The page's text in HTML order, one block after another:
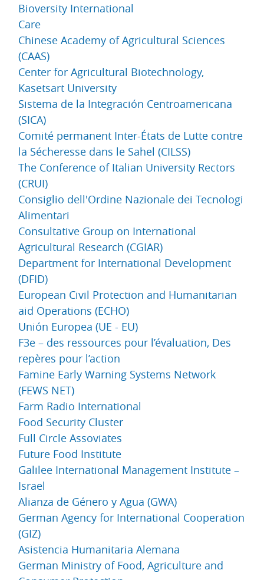
Bioversity International
Care
Chinese Academy of Agricultural Sciences
(CAAS)
Center for Agricultural Biotechnology,
Kasetsart University
Sistema de la Integración Centroamericana
(SICA)
Comité permanent Inter-États de Lutte contre
la Sécheresse dans le Sahel (CILSS)
The Conference of Italian University Rectors
(CRUI)
Consiglio dell'Ordine Nazionale dei Tecnologi
Alimentari
Consultative Group on International
Agricultural Research (CGIAR)
Department for International Development
(DFID)
European Civil Protection and Humanitarian
aid Operations (ECHO)
Unión Europea (UE - EU)
F3e – des ressources pour l’évaluation, Des
repères pour l’action
Famine Early Warning Systems Network
(FEWS NET)
Farm Radio International
Food Security Cluster
Full Circle Assoviates
Future Food Institute
Galilee International Management Institute –
Israel
Alianza de Género y Agua (GWA)
German Agency for International Cooperation
(GIZ)
Asistencia Humanitaria Alemana
German Ministry of Food, Agriculture and